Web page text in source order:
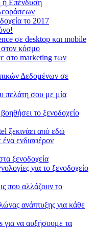
ή Επένδυση
το 2017
σε desktop και mobile
στον κόσμο
στο marketing των
Δεδομένων σε
πελάτη σου με μία
το ξενοδοχείο
ξεκινάει από εδώ
ένα ενδιαφέρον
ξενοδοχεία
για το ξενοδοχείο
που αλλάζουν το
ανάπτυξης για κάθε
να αυξήσουμε τα